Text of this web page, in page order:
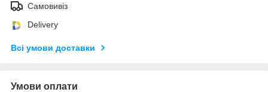
Самовивіз
Delivery
Всі умови доставки
Умови оплати